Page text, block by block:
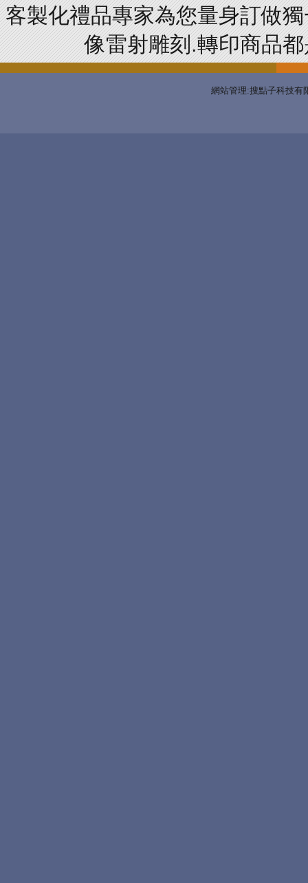
客製化禮品專家為您量身訂做
像雷射雕刻.轉印商品
網站管理:搜點子科技有